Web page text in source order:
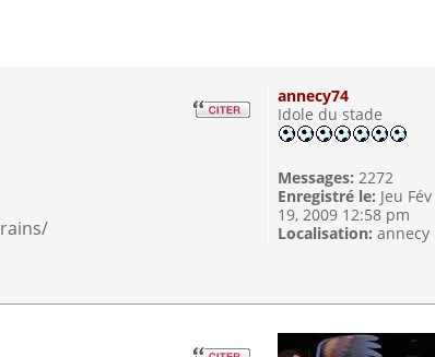
annecy74
Idole du stade
Messages: 2272
Enregistré le: Jeu Fév
19, 2009 12:58 pm
Localisation: annecy